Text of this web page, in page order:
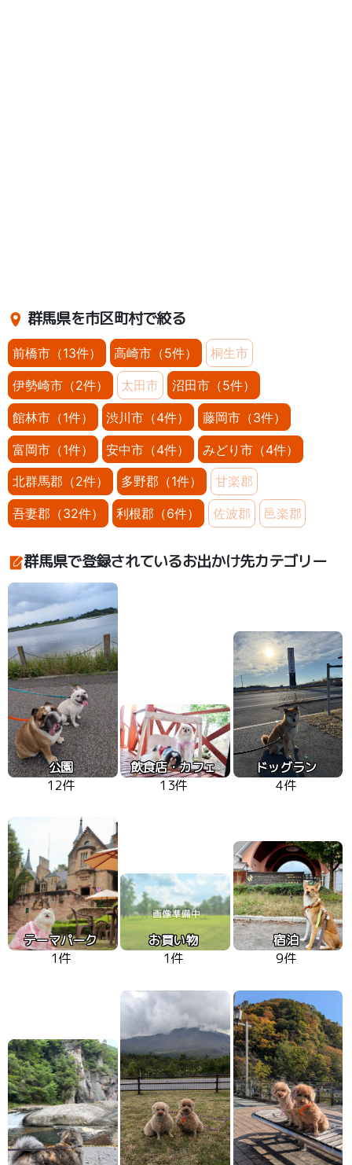
群馬県を市区町村で絞る
前橋市（13件） 高崎市（5件） 桐生市
伊勢崎市（2件） 太田市 沼田市（5件）
館林市（1件） 渋川市（4件） 藤岡市（3件）
富岡市（1件） 安中市（4件） みどり市（4件）
北群馬郡（2件） 多野郡（1件） 甘楽郡
吾妻郡（32件） 利根郡（6件） 佐波郡 邑楽郡
群馬県で登録されているお出かけ先カテゴリー
公園
12件
飲食店・カフェ
13件
ドッグラン
4件
テーマパーク
1件
お買い物
1件
宿泊
9件